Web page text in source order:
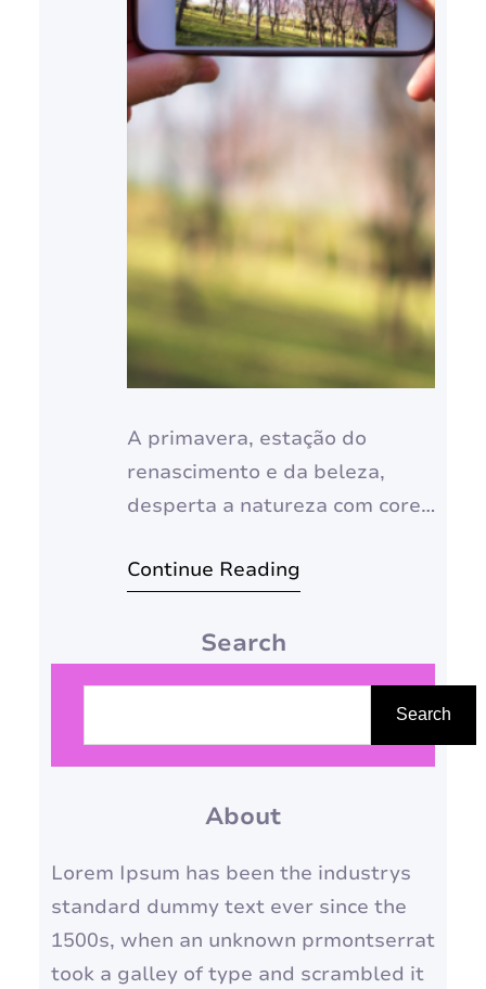
A primavera, estação do
renascimento e da beleza,
desperta a natureza com cores
encantadores. É o momento
viagem inesquecível e se
vibrante da vida. Neste guia
completo, vamos explorar
destinos imperdíveis ao redor
do mundo, onde a primavera
esplendor.…
Continue Reading
Search
s
a
r
Search
About
Lorem Ipsum has been the industrys
standard dummy text ever since the
1500s, when an unknown prmontserrat
took a galley of type and scrambled it